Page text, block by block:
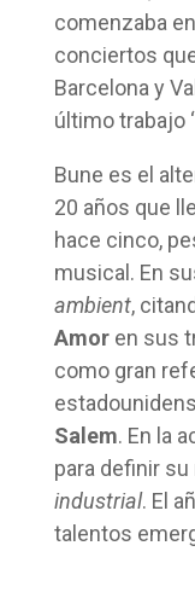
comenzaba
conciertos
Barcelona y
último trabajo
Bune es el
20 años que
hace cinco,
musical. En
ambient,
Amoren sus
como gran
Salem. En la
para definir
industrial. El
talentos